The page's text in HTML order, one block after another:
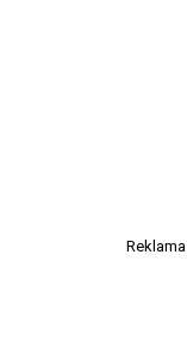
Reklama